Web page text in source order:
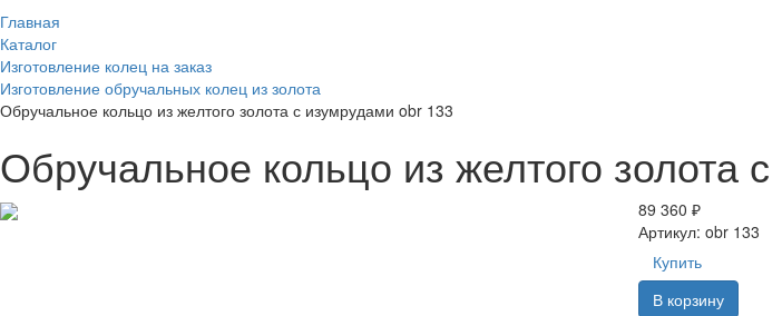
Главная
Каталог
Изготовление колец на заказ
Изготовление обручальных колец из золота
Обручальное кольцо из желтого золота с изумрудами obr 133
Обручальное кольцо из желтого золота
89 360 ₽
Артикул: obr 133
Купить
В корзину